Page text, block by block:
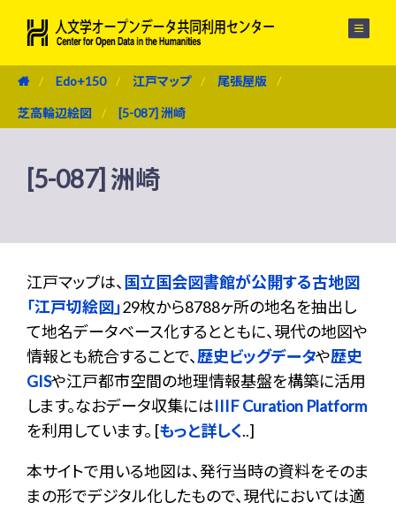
Edo+150 江戸マップ 尾張屋版
芝高輪辺絵図 [5-087] 洲崎
[5-087] 洲崎
江戸マップは、 国立国会図書館が公開する古地図
「江戸切絵図」29枚から8788ヶ所の地名を抽出し
て地名データベース化するとともに、現代の地図や
情報とも統合することで、歴史ビッグデータや歴史
GISや江戸都市空間の地理情報基盤を構築に活用
します。なおデータ収集にはIIIF Curation Platform
を利用しています。 [もっと詳しく..]
本サイトで用いる地図は、発行当時の資料をそのま
まの形でデジタル化したもので、現代においては適